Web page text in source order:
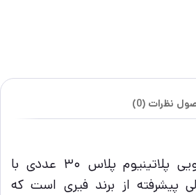
نظرات (0)
قرص ماشین ظرفشویی پلاتینیوم پلاس ۳۰ عددی با
پیشرفته از برند فیری است که